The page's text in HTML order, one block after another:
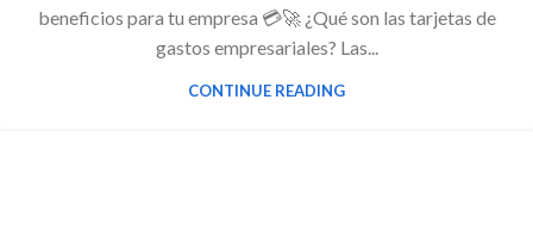
beneficios para tu empresa 💳🚀 ¿Qué son las tarjetas de
gastos empresariales? Las...
CONTINUE READING